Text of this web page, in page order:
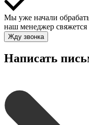
Мы уже начали
наш менеджер
Жду звонка
Написать